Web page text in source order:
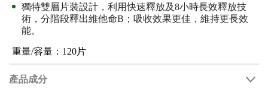
獨特雙層片裝設計，利用快速釋放及8小時長效釋放技
術，分階段釋出維他命B；吸收效果更佳，維持更長效
能。
重量/容量：120片
產品成分